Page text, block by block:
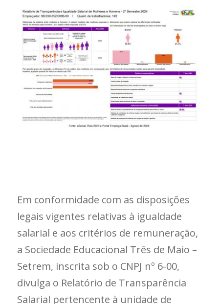
Em conformidade com as disposições
legais vigentes relativas à igualdade
salarial e aos critérios de remuneração,
a Sociedade Educacional Três de Maio –
Setrem, inscrita sob o CNPJ nº 6-00,
divulga o Relatório de Transparência
Salarial pertencente à unidade de